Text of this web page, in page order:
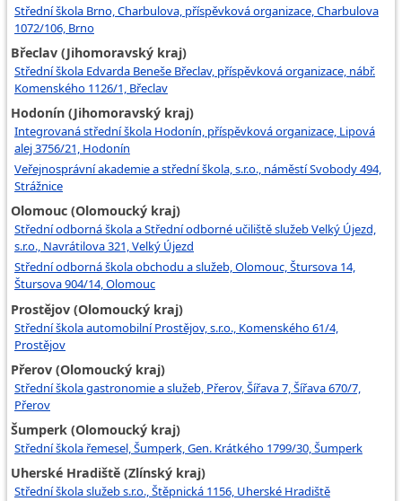
Střední škola Brno, Charbulova, příspěvková organizace, Charbulova
1072/106, Brno
Břeclav (Jihomoravský kraj)
Střední škola Edvarda Beneše Břeclav, příspěvková organizace, nábř.
Komenského 1126/1, Břeclav
Hodonín (Jihomoravský kraj)
Integrovaná střední škola Hodonín, příspěvková organizace, Lipová
alej 3756/21, Hodonín
Veřejnosprávní akademie a střední škola, s.r.o., náměstí Svobody 494,
Strážnice
Olomouc (Olomoucký kraj)
Střední odborná škola a Střední odborné učiliště služeb Velký Újezd,
s.r.o., Navrátilova 321, Velký Újezd
Střední odborná škola obchodu a služeb, Olomouc, Štursova 14,
Štursova 904/14, Olomouc
Prostějov (Olomoucký kraj)
Střední škola automobilní Prostějov, s.r.o., Komenského 61/4,
Prostějov
Přerov (Olomoucký kraj)
Střední škola gastronomie a služeb, Přerov, Šířava 7, Šířava 670/7,
Přerov
Šumperk (Olomoucký kraj)
Střední škola řemesel, Šumperk, Gen. Krátkého 1799/30, Šumperk
Uherské Hradiště (Zlínský kraj)
Střední škola služeb s.r.o., Štěpnická 1156, Uherské Hradiště